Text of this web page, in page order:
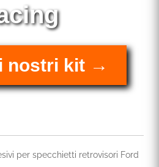
nostri kit →
per specchietti retrovisori Ford